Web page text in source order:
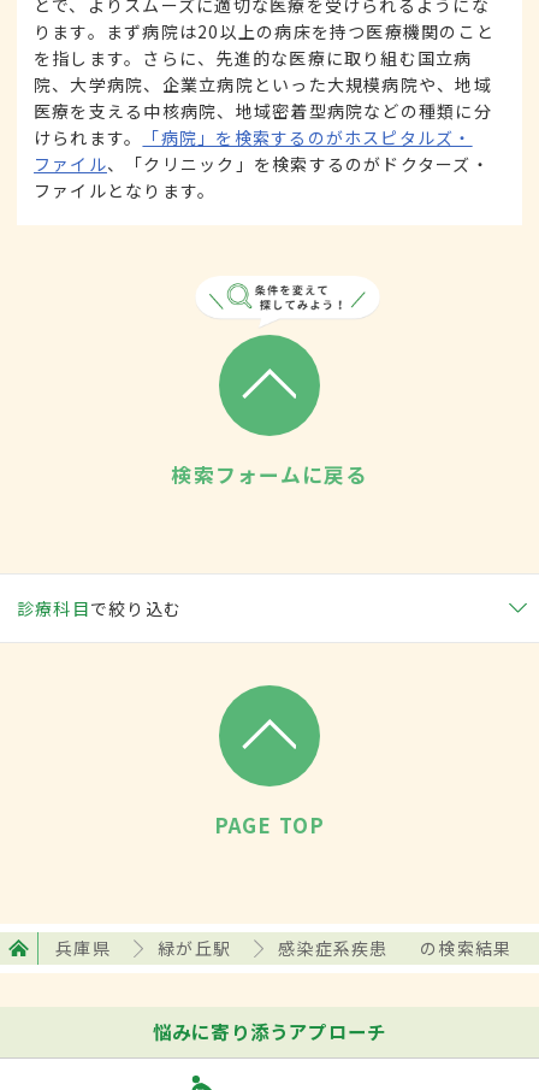
とで、よりスムーズに適切な医療を受けられるようにな
ります。まず病院は20以上の病床を持つ医療機関のこと
を指します。さらに、先進的な医療に取り組む国立病
院、大学病院、企業立病院といった大規模病院や、地域
医療を支える中核病院、地域密着型病院などの種類に分
けられます。
「病院」を検索するのがホスピタルズ・
ファイル、「クリニック」を検索するのがドクターズ・
ファイルとなります。
検索フォームに戻る
診療科目で絞り込む
PAGE TOP
兵庫県 緑が丘駅 感染症系疾患 の検索結果
悩みに寄り添うアプローチ